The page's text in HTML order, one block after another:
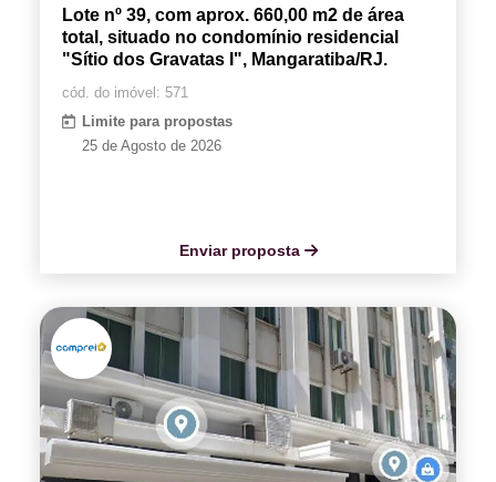
Lote nº 39, com aprox. 660,00 m2 de área
total, situado no condomínio residencial
"Sítio dos Gravatas I", Mangaratiba/RJ.
cód. do imóvel: 571
Limite para propostas
25 de Agosto de 2026
Enviar proposta